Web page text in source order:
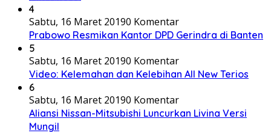
4
Sabtu, 16 Maret 20190 Komentar
Prabowo Resmikan Kantor DPD Gerindra di Banten
5
Sabtu, 16 Maret 20190 Komentar
Video: Kelemahan dan Kelebihan All New Terios
6
Sabtu, 16 Maret 20190 Komentar
Aliansi Nissan-Mitsubishi Luncurkan Livina Versi
Mungil